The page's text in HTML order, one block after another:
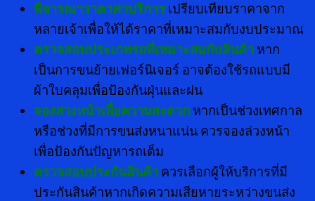
พิจารณาราคาค่าบริการ เปรียบเทียบราคาจาก
หลายเจ้าเพื่อให้ได้ราคาที่เหมาะสมกับงบประมาณ
ตรวจสอบประเภทรถที่เหมาะสมกับสินค้า หาก
เป็นการขนย้ายเฟอร์นิเจอร์ อาจต้องใช้รถแบบมี
ผ้าใบคลุมเพื่อป้องกันฝุ่นและฝน
จองล่วงหน้าเพื่อความสะดวก หากเป็นช่วงเทศกาล
หรือช่วงที่มีการขนส่งหนาแน่น ควรจองล่วงหน้า
เพื่อป้องกันปัญหารถเต็ม
ตรวจสอบประกันสินค้า ควรเลือกผู้ให้บริการที่มี
ประกันสินค้าหากเกิดความเสียหายระหว่างขนส่ง